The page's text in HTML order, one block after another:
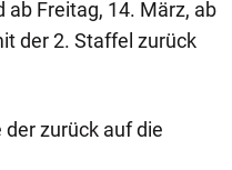
ab Freitag, 14. März, ab
der 2. Staffel zurück
zurück auf die